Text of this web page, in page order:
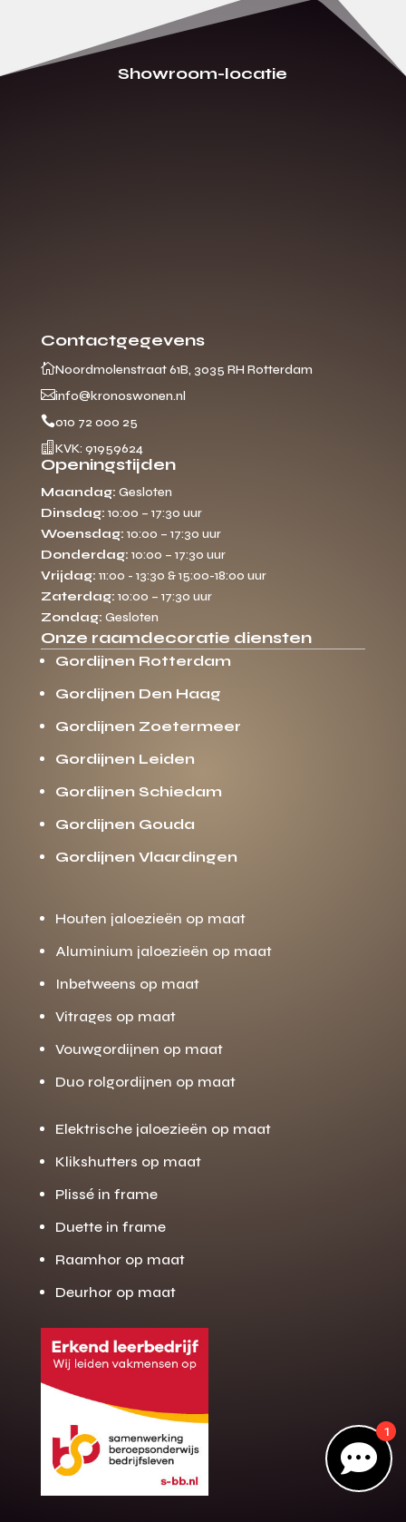
Showroom-locatie
Gratis offerte
10 jaar garantie op de montage
Gratis inmeting (voorwaarden)
Volledig ontzorgd
Wij werken landelijk
100+ stoffen
Gratis offerte
Direct bellen
Contactgegevens
Noordmolenstraat 61B, 3035 RH Rotterdam
info@kronoswonen.nl
010 72 000 25
 KVK: 91959624
Openingstijden
Maandag: Gesloten
Dinsdag: 10:00 – 17:30 uur
Woensdag: 10:00 – 17:30 uur
Donderdag: 10:00 – 17:30 uur
Vrijdag: 11:00 - 13:30 & 15:00-18:00 uur
Zaterdag: 10:00 – 17:30 uur
Zondag: Gesloten
Onze raamdecoratie diensten
Gordijnen Rotterdam
Gordijnen Den Haag
Gordijnen Zoetermeer
Gordijnen Leiden
Gordijnen Schiedam
Gordijnen Gouda
Gordijnen Vlaardingen
Houten jaloezieën op maat
Aluminium jaloezieën op maat
Inbetweens op maat
Vitrages op maat
Vouwgordijnen op maat
Duo rolgordijnen op maat
Elektrische jaloezieën op maat
Klikshutters op maat
Plissé in frame
Duette in frame
Raamhor op maat
Deurhor op maat

1